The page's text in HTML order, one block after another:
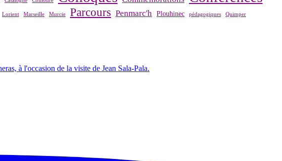
Lorient Marseille Murcie Parcours Penmarc'h Plouhinec pédagogiques Quimper